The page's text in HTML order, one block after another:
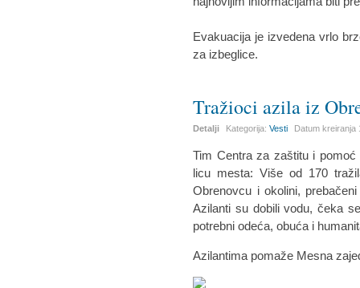
Evakuacija je izvedena vrlo
za izbeglice.
Tražioci azila iz
Detalji Kategorija:Vesti Datum kreiranja
Tim Centra za zaštitu i
licu mesta: Više od 170
Obrenovcu i okolini,
Azilanti su dobili vodu, čeka
potrebni odeća, obuća i
Azilantima pomaže Mesna